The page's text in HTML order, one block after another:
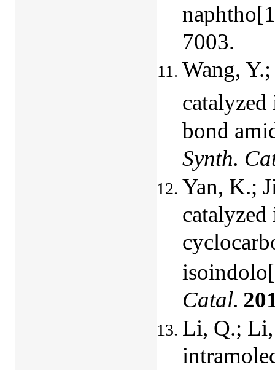
7003.
Wang,
bond
Synth.
Yan, K.;
Catal.
Li, Q.; Li,